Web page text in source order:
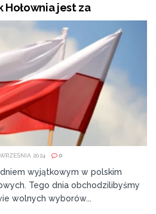
Hołownia jest za
2024 0
wyjątkowym w polskim
Tego dnia obchodzilibyśmy
wolnych wyborów...